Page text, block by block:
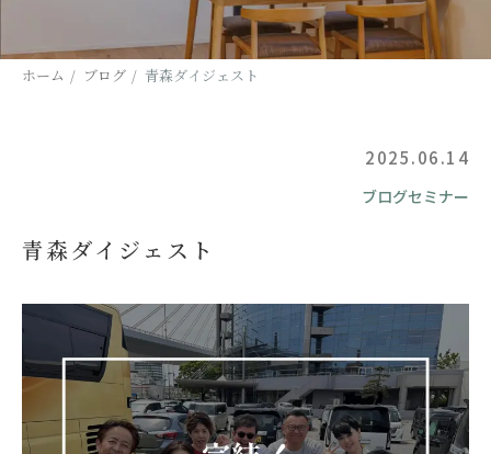
ホーム ブログ 青森ダイジェスト
2025.06.14
ブログセミナー
青森ダイジェスト